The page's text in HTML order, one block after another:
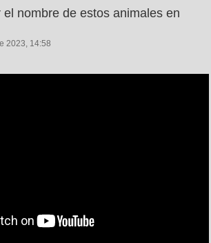
nombre de estos animales en
2023, 14:58